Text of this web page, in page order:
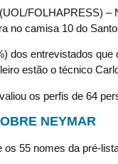
FOLHAPRESS) –
no camisa 10 do
dos entrevistados
estão o técnico
os perfis de 64
NEYMAR
os 55 nomes da pré-